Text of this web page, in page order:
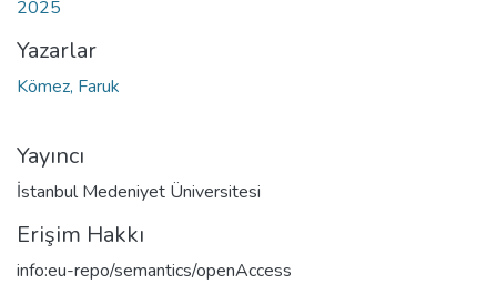
2025
Yazarlar
Kömez, Faruk
Yayıncı
İstanbul Medeniyet Üniversitesi
Erişim Hakkı
info:eu-repo/semantics/openAccess